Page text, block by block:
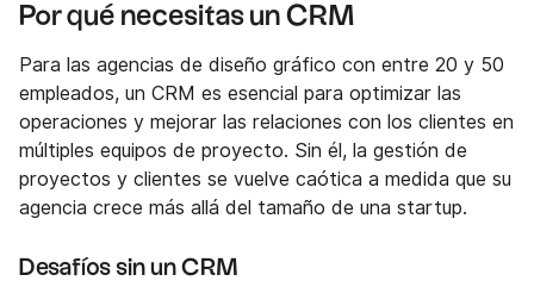
Por qué necesitas un CRM
Para las agencias de diseño gráfico con entre 20 y 50
empleados, un CRM es esencial para optimizar las
operaciones y mejorar las relaciones con los clientes en
múltiples equipos de proyecto. Sin él, la gestión de
proyectos y clientes se vuelve caótica a medida que su
agencia crece más allá del tamaño de una startup.
Desafíos sin un CRM